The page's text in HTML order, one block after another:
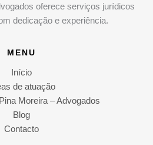
oferece serviços jurídicos
dedicação e experiência.
MENU
Início
de atuação
Moreira – Advogados
Blog
Contacto